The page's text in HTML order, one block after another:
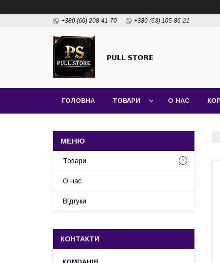
+380 (66) 208-41-70 +380 (63) 105-86-21
𝗣𝗨𝗟𝗟 𝗦𝗧𝗢𝗥𝗘
ГОЛОВНА ТОВАРИ О НАС
Товари
О нас
Відгуки
КОНТАКТИ